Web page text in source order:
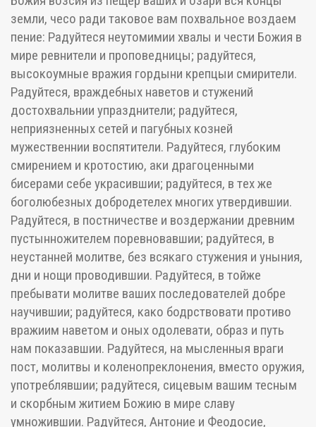
земли, чесо ради таковое вам похвальное воздаем
пение: Радуйтеся неутомимии хвалы и чести Божия в
мире ревнители и проповедницы; радуйтеся,
высокоумные вражия гордыни крепцыи смирители.
Радуйтеся, враждебных наветов и стужений
достохвальнии упразднители; радуйтеся,
неприязненных сетей и пагубных козней
мужественнии воспятители. Радуйтеся, глубоким
смирением и кротостию, аки драгоценными
бисерами себе украсившии; радуйтеся, в тex же
боголюбезных добродетелех многих утвердившии.
Радуйтеся, в постничестве и воздержании древним
пустынножителем поревновавшии; радуйтеся, в
неустанней молитве, без всякаго стужения и уныния,
дни и нощи проводившии. Радуйтеся, в тойже
пребывати молитве ваших последователей добре
научившии; радуйтеся, како бодрствовати противо
вражиим наветом и оных одолевати, образ и путь
нам показавшии. Радуйтеся, на мысленныя враги
пост, молитвы и коленопреклонения, вместо оружия,
употреблявшии; радуйтеся, сицевым вашим тесным
и скорбным житием Божию в мире славу
умножившии. Радуйтеся, Антоние и Феодосие,